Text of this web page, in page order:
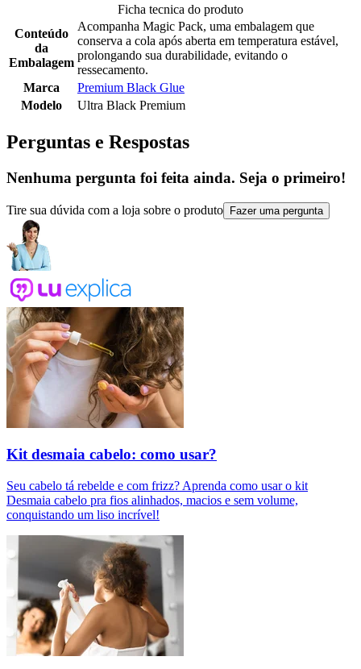
Ficha tecnica do produto
Conteúdo
da
Embalagem
Acompanha Magic Pack, uma embalagem que
conserva a cola após aberta em temperatura estável,
prolongando sua durabilidade, evitando o
ressecamento.
Marca
Premium Black Glue
Modelo
Ultra Black Premium
Perguntas e Respostas
Nenhuma pergunta foi feita ainda. Seja o primeiro!
Tire sua dúvida com a loja sobre o produto Fazer uma pergunta
Kit desmaia cabelo: como usar?
Seu cabelo tá rebelde e com frizz? Aprenda como usar o kit
Desmaia cabelo pra fios alinhados, macios e sem volume,
conquistando um liso incrível!